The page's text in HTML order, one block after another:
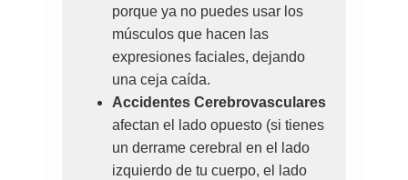
porque ya no puedes usar los
músculos que hacen las
expresiones faciales, dejando
una ceja caída.
Accidentes Cerebrovasculares
afectan el lado opuesto (si tienes
un derrame cerebral en el lado
izquierdo de tu cuerpo, el lado